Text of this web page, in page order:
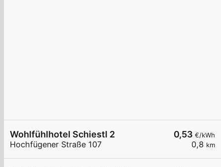
0,53 €/kWh
0,8 km
Wohlfühlhotel Schiestl 2
Hochfügener Straße 107